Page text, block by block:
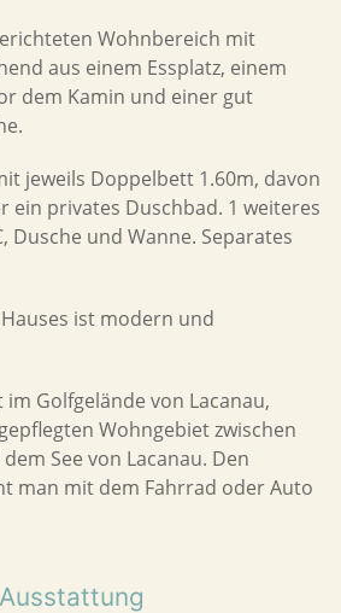
Wohnbereich mit
aus einem Essplatz, einem
dem Kamin und einer gut
jeweils Doppelbett 1.60m, davon
ein privates Duschbad. 1 weiteres
Dusche und Wanne. Separates
ist modern und
im Golfgelände von Lacanau,
Wohngebiet zwischen
See von Lacanau. Den
man mit dem Fahrrad oder Auto
Ausstattung